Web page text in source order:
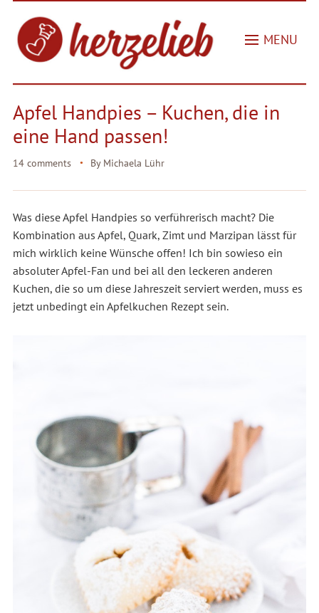
MENU
Apfel Handpies – Kuchen, die in
eine Hand passen!
14 comments By Michaela Lühr
Was diese Apfel Handpies so verführerisch macht? Die
Kombination aus Apfel, Quark, Zimt und Marzipan lässt für
mich wirklich keine Wünsche offen! Ich bin sowieso ein
absoluter Apfel-Fan und bei all den leckeren anderen
Kuchen, die so um diese Jahreszeit serviert werden, muss es
jetzt unbedingt ein Apfelkuchen Rezept sein.